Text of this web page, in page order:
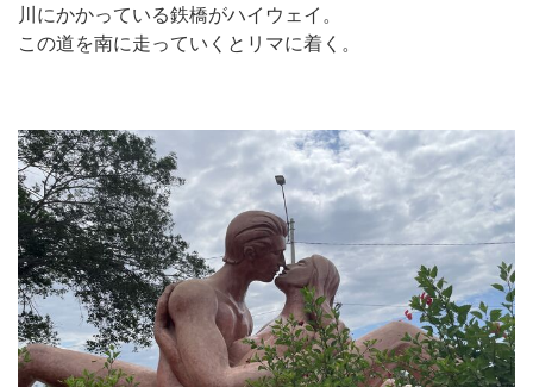
川にかかっている鉄橋がハイウェイ。
この道を南に走っていくとリマに着く。